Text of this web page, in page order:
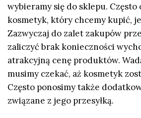
wybieramy się do sklepu. Często
kosmetyk, który chcemy kupić,
Zazwyczaj do zalet zakupów
zaliczyć brak konieczności
atrakcyjną cenę produktów.
musimy czekać, aż kosmetyk
Często ponosimy także
związane z jego przesyłką.